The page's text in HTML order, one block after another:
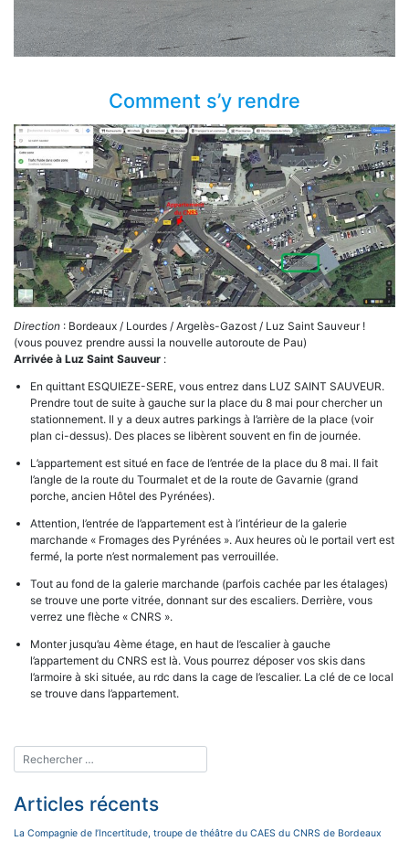
Comment s’y rendre
Direction : Bordeaux / Lourdes / Argelès-Gazost / Luz Saint Sauveur !
(vous pouvez prendre aussi la nouvelle autoroute de Pau)
Arrivée à Luz Saint Sauveur :
En quittant ESQUIEZE-SERE, vous entrez dans LUZ SAINT SAUVEUR.
Prendre tout de suite à gauche sur la place du 8 mai pour chercher un
stationnement. Il y a deux autres parkings à l’arrière de la place (voir
plan ci-dessus). Des places se libèrent souvent en fin de journée.
L’appartement est situé en face de l’entrée de la place du 8 mai. Il fait
l’angle de la route du Tourmalet et de la route de Gavarnie (grand
porche, ancien Hôtel des Pyrénées).
Attention, l’entrée de l’appartement est à l’intérieur de la galerie
marchande « Fromages des Pyrénées ». Aux heures où le portail vert est
fermé, la porte n’est normalement pas verrouillée.
Tout au fond de la galerie marchande (parfois cachée par les étalages)
se trouve une porte vitrée, donnant sur des escaliers. Derrière, vous
verrez une flèche « CNRS ».
Monter jusqu’au 4ème étage, en haut de l’escalier à gauche
l’appartement du CNRS est là. Vous pourrez déposer vos skis dans
l’armoire à ski située, au rdc dans la cage de l’escalier. La clé de ce local
se trouve dans l’appartement.
Articles récents
La Compagnie de l’Incertitude, troupe de théâtre du CAES du CNRS de Bordeaux